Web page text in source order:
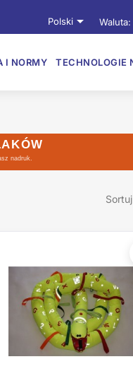
Polski Waluta:
I NORMY TECHNOLOGIE
nadruk.